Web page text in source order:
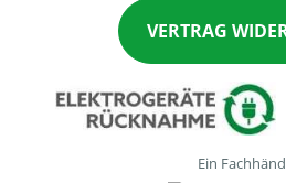
VERTRAG
Ein